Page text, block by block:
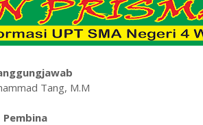
Tang, M.M
Pembina